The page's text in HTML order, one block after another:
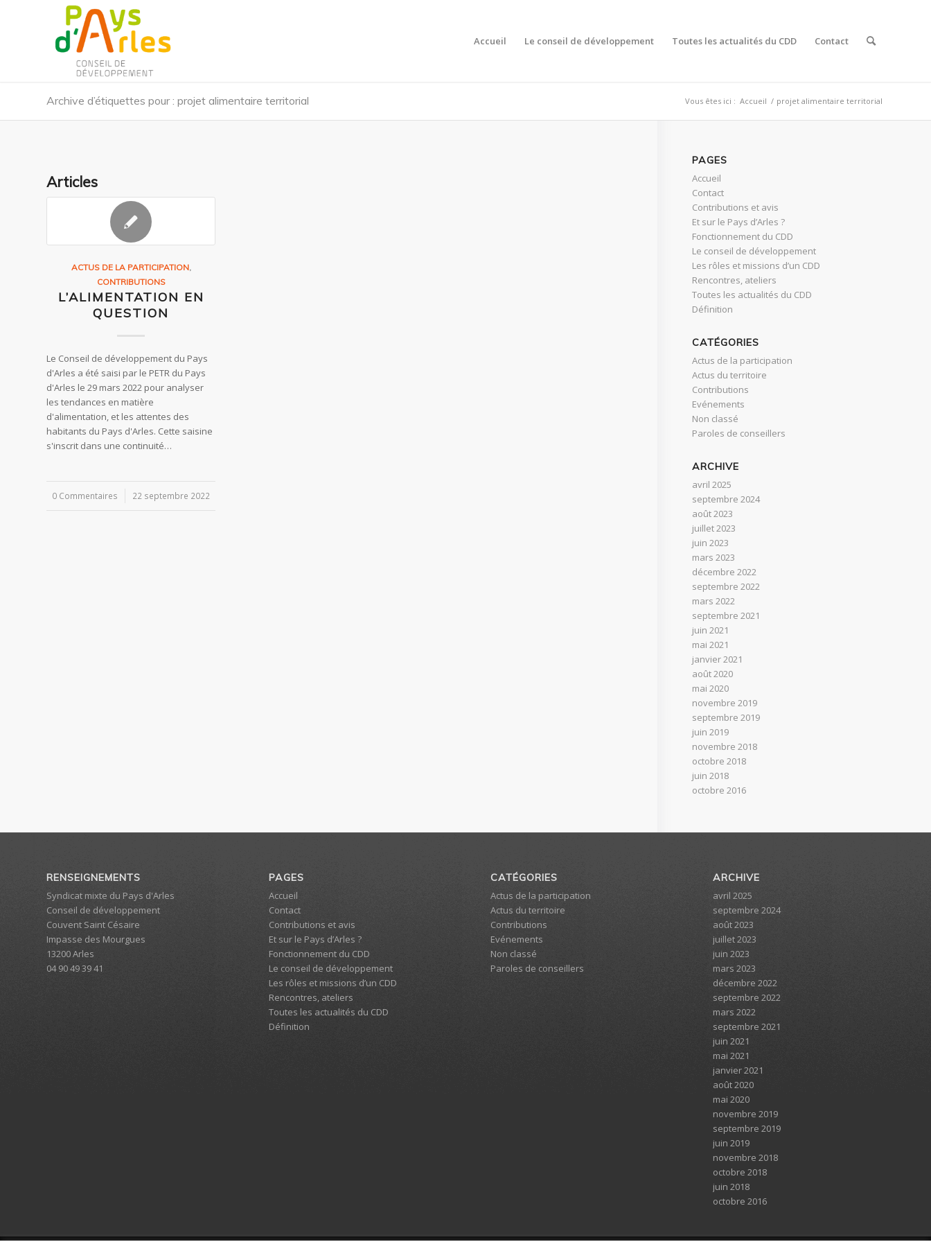
Accueil Le conseil de développement Toutes les actualités du CDD Contact
Archive d’étiquettes pour : projet alimentaire territorial Vous êtes ici : Accueil / projet alimentaire territorial
Articles
ACTUS DE LA PARTICIPATION,
CONTRIBUTIONS
L’ALIMENTATION EN
QUESTION
Le Conseil de développement du Pays
d'Arles a été saisi par le PETR du Pays
d'Arles le 29 mars 2022 pour analyser
les tendances en matière
d'alimentation, et les attentes des
habitants du Pays d'Arles. Cette saisine
s'inscrit dans une continuité…
0 Commentaires
/ 22 septembre 2022
PAGES
Accueil
Contact
Contributions et avis
Et sur le Pays d’Arles ?
Fonctionnement du CDD
Le conseil de développement
Les rôles et missions d’un CDD
Rencontres, ateliers
Toutes les actualités du CDD
Définition
CATÉGORIES
Actus de la participation
Actus du territoire
Contributions
Evénements
Non classé
Paroles de conseillers
ARCHIVE
avril 2025
septembre 2024
août 2023
juillet 2023
juin 2023
mars 2023
décembre 2022
septembre 2022
mars 2022
septembre 2021
juin 2021
mai 2021
janvier 2021
août 2020
mai 2020
novembre 2019
septembre 2019
juin 2019
novembre 2018
octobre 2018
juin 2018
octobre 2016
RENSEIGNEMENTS
Syndicat mixte du Pays d'Arles
Conseil de développement
Couvent Saint Césaire
Impasse des Mourgues
13200 Arles
04 90 49 39 41
PAGES
Accueil
Contact
Contributions et avis
Et sur le Pays d’Arles ?
Fonctionnement du CDD
Le conseil de développement
Les rôles et missions d’un CDD
Rencontres, ateliers
Toutes les actualités du CDD
Définition
CATÉGORIES
Actus de la participation
Actus du territoire
Contributions
Evénements
Non classé
Paroles de conseillers
ARCHIVE
avril 2025
septembre 2024
août 2023
juillet 2023
juin 2023
mars 2023
décembre 2022
septembre 2022
mars 2022
septembre 2021
juin 2021
mai 2021
janvier 2021
août 2020
mai 2020
novembre 2019
septembre 2019
juin 2019
novembre 2018
octobre 2018
juin 2018
octobre 2016